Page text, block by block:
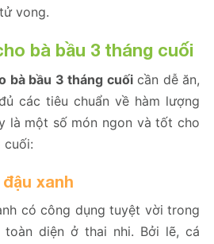
vong.
bà bầu 3 tháng cuối
bà bầu 3 tháng cuốicần dễ ăn,
các tiêu chuẩn về hàm lượng
là một số món ngon và tốt cho
cuối:
xanh
có công dụng tuyệt vời trong
diện ở thai nhi. Bởi lẽ, cá